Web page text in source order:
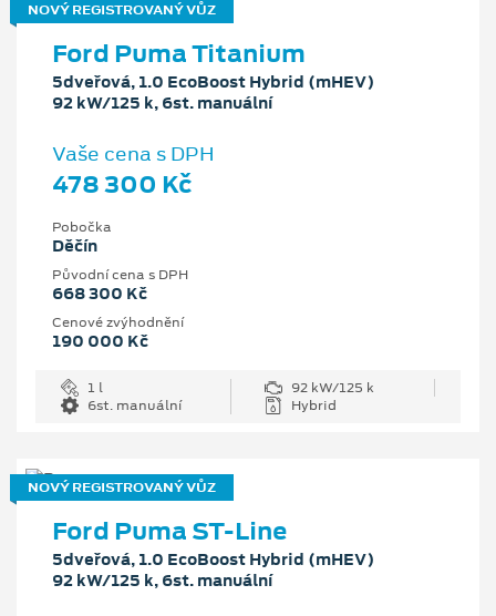
NOVÝ REGISTROVANÝ VŮZ
Ford Puma Titanium
5dveřová, 1.0 EcoBoost Hybrid (mHEV)
92 kW/125 k, 6st. manuální
Vaše cena s DPH
478 300 Kč
Pobočka
Děčín
Původní cena s DPH
668 300 Kč
Cenové zvýhodnění
190 000 Kč
1 l
92 kW/125 k
6st. manuální
Hybrid
NOVÝ REGISTROVANÝ VŮZ
Ford Puma ST-Line
5dveřová, 1.0 EcoBoost Hybrid (mHEV)
92 kW/125 k, 6st. manuální